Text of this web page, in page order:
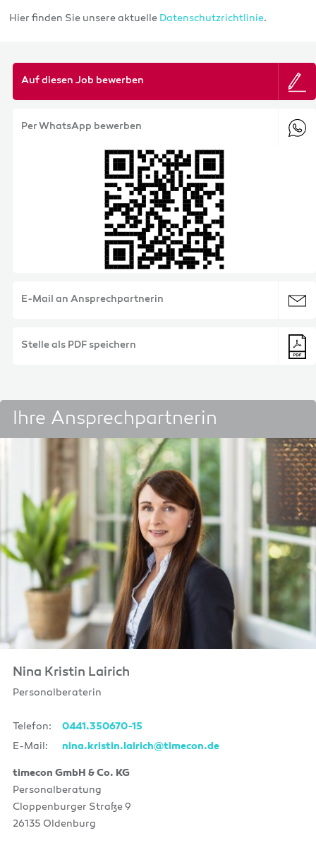
Hier finden Sie unsere aktuelle Datenschutzrichtlinie.
Auf diesen Job bewerben
Per WhatsApp bewerben
E-Mail an Ansprechpartnerin
Stelle als PDF speichern
Ihre Ansprechpartnerin
Nina Kristin Lairich
Personalberaterin
Telefon: 0441.350670-15
E-Mail: nina.kristin.lairich@timecon.de
timecon GmbH & Co. KG
Personalberatung
Cloppenburger Straße 9
26135 Oldenburg